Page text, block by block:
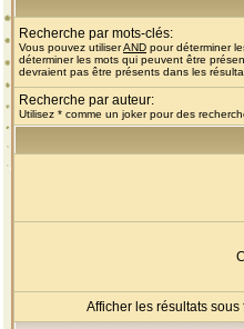
Recherche par mots-clés:
Vous pouvez utiliserAND pour déterminer
déterminer les mots qui peuvent être
devraient pas être présents dans les
Recherche par auteur:
Utilisez * comme un joker pour des
Afficher les résultats sous